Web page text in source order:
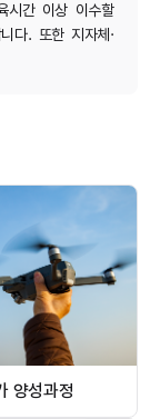
시간 이상 이수할
다. 또한 지자체·
양성과정